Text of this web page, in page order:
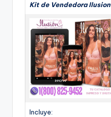
Kit de Vendedora Ilusion
Incluye: